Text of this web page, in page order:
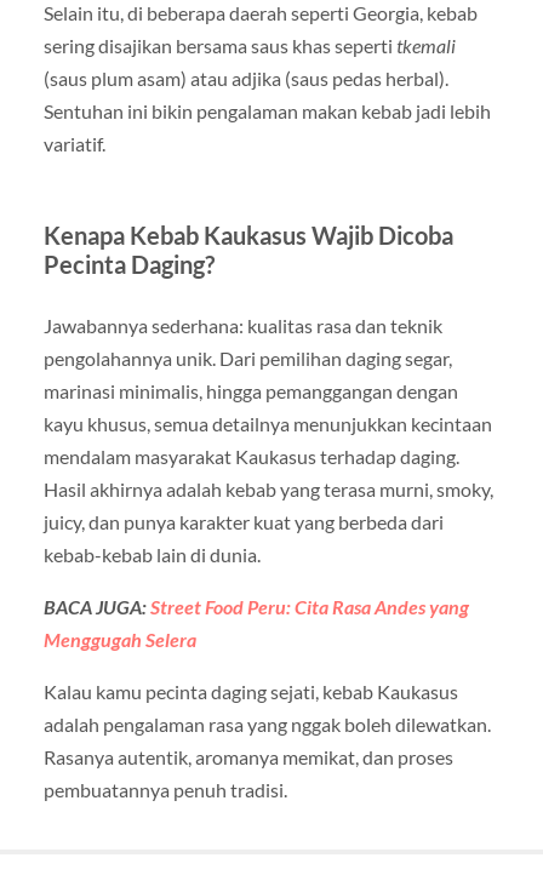
Selain itu, di beberapa daerah seperti Georgia, kebab
sering disajikan bersama saus khas seperti tkemali
(saus plum asam) atau adjika (saus pedas herbal).
Sentuhan ini bikin pengalaman makan kebab jadi lebih
variatif.
Kenapa Kebab Kaukasus Wajib Dicoba
Pecinta Daging?
Jawabannya sederhana: kualitas rasa dan teknik
pengolahannya unik. Dari pemilihan daging segar,
marinasi minimalis, hingga pemanggangan dengan
kayu khusus, semua detailnya menunjukkan kecintaan
mendalam masyarakat Kaukasus terhadap daging.
Hasil akhirnya adalah kebab yang terasa murni, smoky,
juicy, dan punya karakter kuat yang berbeda dari
kebab-kebab lain di dunia.
BACA JUGA:Street Food Peru: Cita Rasa Andes yang
Menggugah Selera
Kalau kamu pecinta daging sejati, kebab Kaukasus
adalah pengalaman rasa yang nggak boleh dilewatkan.
Rasanya autentik, aromanya memikat, dan proses
pembuatannya penuh tradisi.